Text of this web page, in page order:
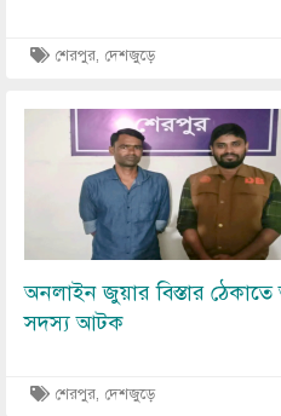
শেরপুর, দেশজুড়ে
Image
অনলাইন জুয়ার বিস্তার
সদস্য আটক
শেরপুর, দেশজুড়ে